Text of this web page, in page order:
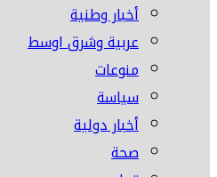
أخبار وطنية
عربية وشرق اوسط
منوعات
سياسة
أخبار دولية
صحة